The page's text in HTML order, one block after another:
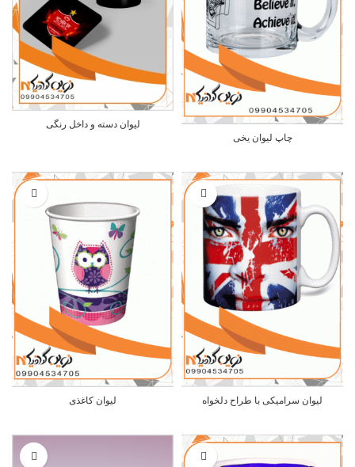
چاپ لیوان یخی
لیوان دسته و داخل رنگی
لیوان سرامیکی با طراح دلخواه لیوان کاغذی